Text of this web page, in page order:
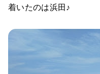
着いたのは浜田♪